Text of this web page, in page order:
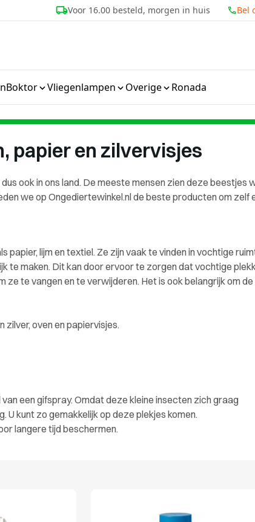
huis Meer dan 25 jaar ervaring Bel
Boktor Vliegenlampen Overige Ronada
papier en zilvervisjes
ook in ons land. De meeste mensen zien deze beestjes
we op Ongediertewinkel.nl de beste producten om
lijm en textiel. Ze zijn vaak te vinden in vochtige
te maken. Dit kan door ervoor te zorgen dat vochtige
te vangen en te verwijderen. Het is ook belangrijk om
oven en papiervisjes.
een gifspray. Omdat deze kleine insecten zich graag
kunt zo gemakkelijk op deze plekjes komen.
langere tijd beschermen.